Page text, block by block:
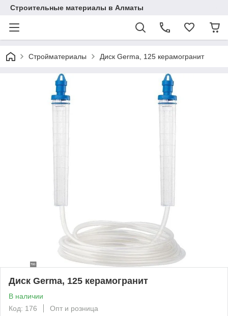
Строительные материалы в Алматы
Стройматериалы Диск Germa, 125 керамогранит
Диск Germa, 125 керамогранит
В наличии
Код: 176
Опт и розница